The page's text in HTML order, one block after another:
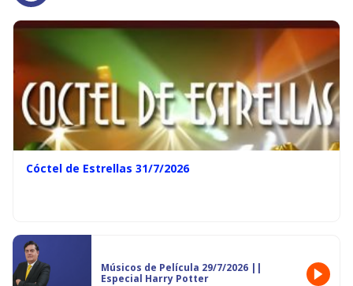
Cóctel de Estrellas 31/7/2026
Músicos de Película 29/7/2026 ||
Especial Harry Potter